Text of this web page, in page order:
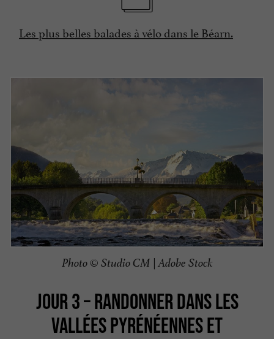
Les plus belles balades à vélo dans le Béarn.
Photo © Studio CM | Adobe Stock
JOUR 3 – RANDONNER DANS LES
VALLÉES PYRÉNÉENNES ET